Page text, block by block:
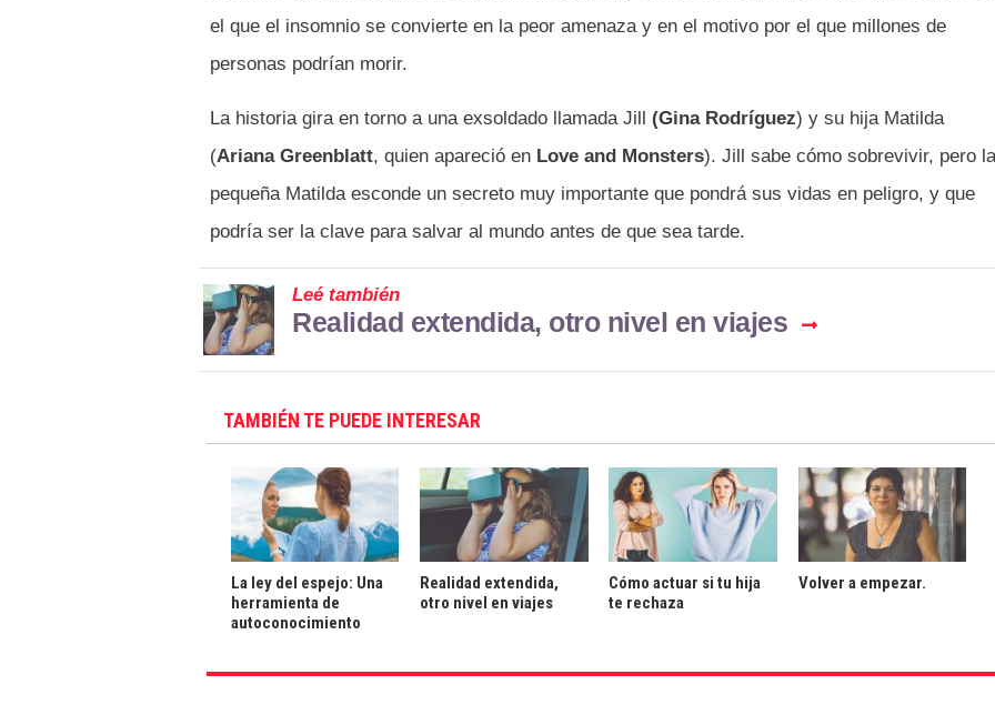
el que el insomnio se convierte en la peor amenaza y en el motivo por el que millones de
personas podrían morir.
La historia gira en torno a una exsoldado llamada Jill (Gina Rodríguez) y su hija Matilda
(Ariana Greenblatt, quien apareció en Love and Monsters). Jill sabe cómo sobrevivir, pero la
pequeña Matilda esconde un secreto muy importante que pondrá sus vidas en peligro, y que
podría ser la clave para salvar al mundo antes de que sea tarde.
Leé también
Realidad extendida, otro nivel en viajes
TAMBIÉN TE PUEDE INTERESAR
La ley del espejo: Una
herramienta de
autoconocimiento
Realidad extendida,
otro nivel en viajes
Cómo actuar si tu hija
te rechaza
Volver a empezar.